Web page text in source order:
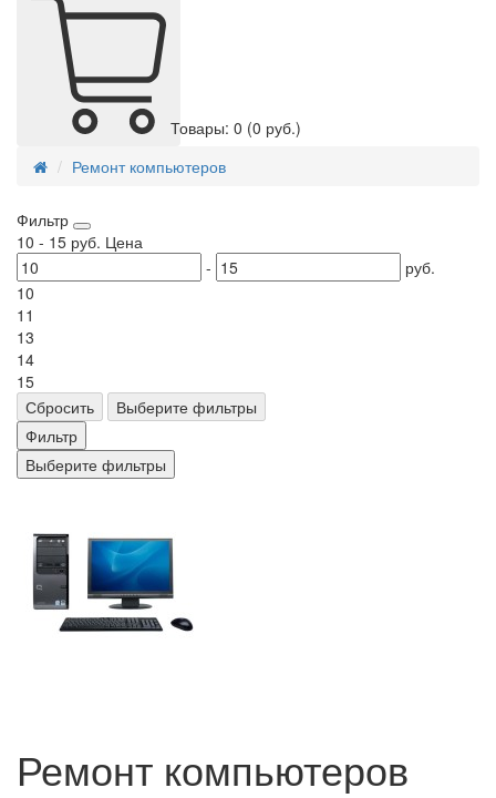
Товары: 0 (0 руб.)
Ремонт компьютеров
Фильтр
10 - 15 руб. Цена
-
руб.
10
11
13
14
15
Сбросить
Выберите фильтры
Фильтр
Выберите фильтры
Ремонт компьютеров